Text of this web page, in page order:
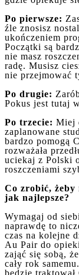
Po pierwsze:
źle znosisz
ukończeniem
Początki są
nie masz
radę. Musisz
nie przejmować
Po drugie:
Pokus jest tutaj
Po trzecie: Miej
zaplanowane
bardzo pomogą
rozważała
uciekaj z Polski
roszczeniami
Co zrobić, żeby
jak najlepsze?
Wymagaj od
naprawdę to
czas na kolejne
Au Pair do
zająć się sobą,
cały rok